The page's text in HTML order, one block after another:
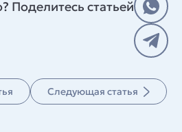
Поделитесь статьей
Следующая статья